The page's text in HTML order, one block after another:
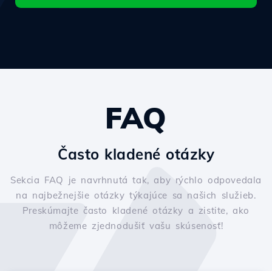
FAQ
Často kladené otázky
Sekcia FAQ je navrhnutá tak, aby rýchlo odpovedala
na najbežnejšie otázky týkajúce sa našich služieb.
Preskúmajte často kladené otázky a zistite, ako
môžeme zjednodušiť vašu skúsenosť!